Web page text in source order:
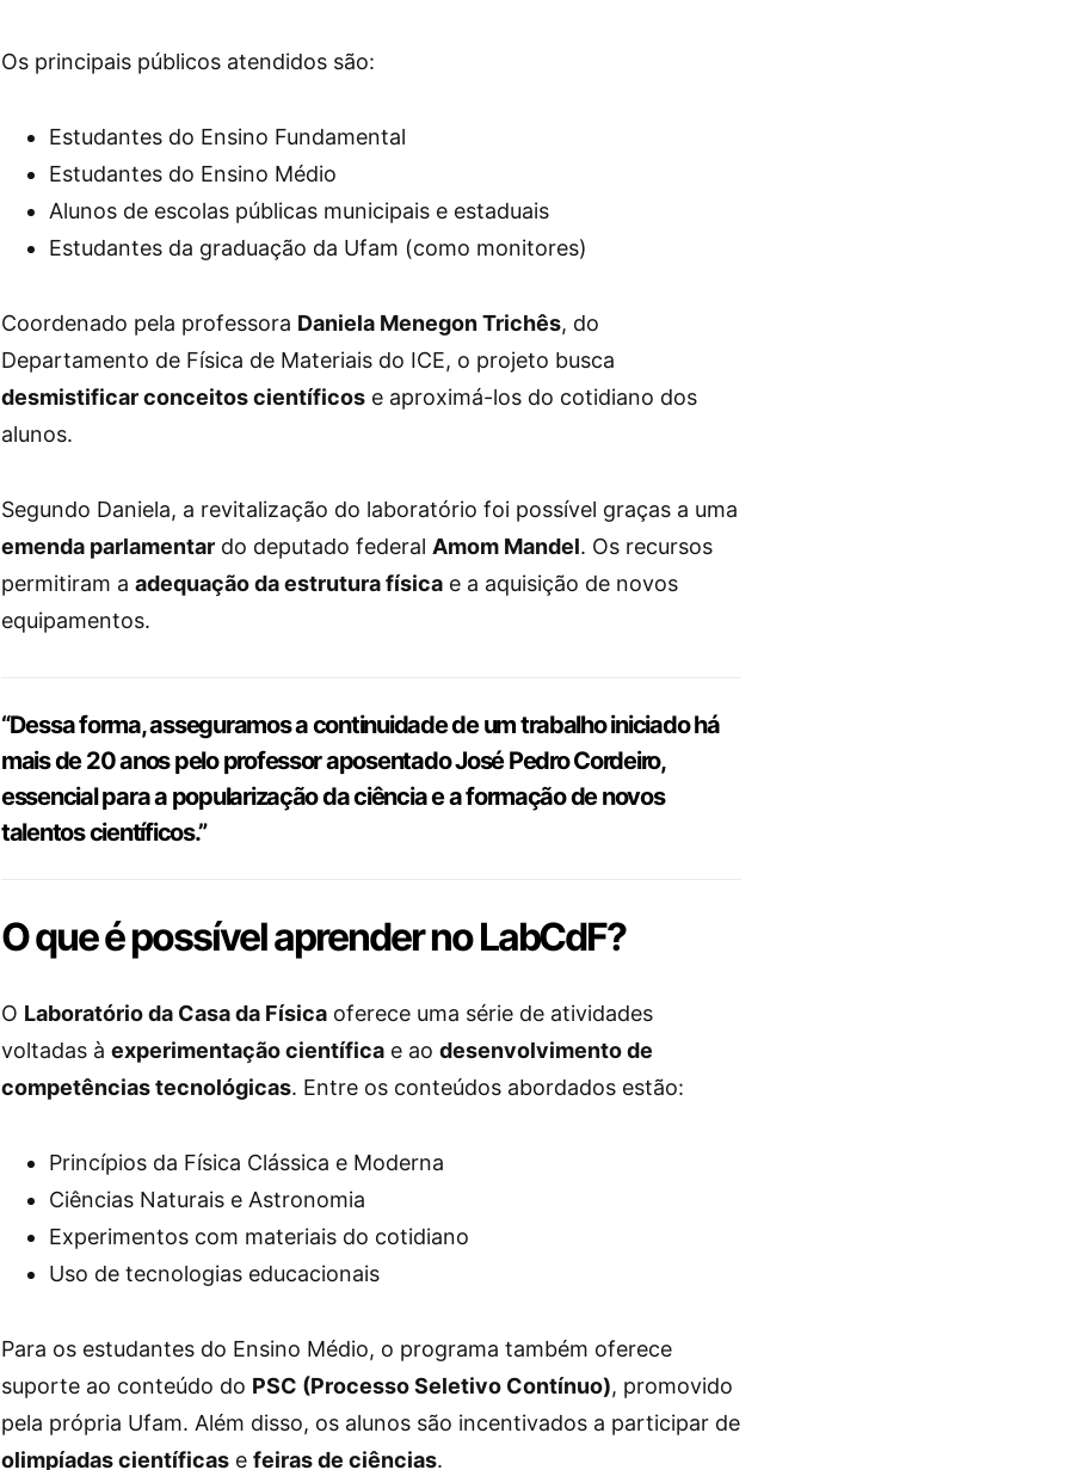
Os principais públicos atendidos são:
Estudantes do Ensino Fundamental
Estudantes do Ensino Médio
Alunos de escolas públicas municipais e estaduais
Estudantes da graduação da Ufam (como monitores)
Coordenado pela professora Daniela Menegon Trichês, do
Departamento de Física de Materiais do ICE, o projeto busca
desmistificar conceitos científicos e aproximá-los do cotidiano dos
alunos.
Segundo Daniela, a revitalização do laboratório foi possível graças a uma
emenda parlamentar do deputado federal Amom Mandel. Os recursos
permitiram a adequação da estrutura física e a aquisição de novos
equipamentos.
“Dessa forma, asseguramos a continuidade de um trabalho iniciado há
mais de 20 anos pelo professor aposentado José Pedro Cordeiro,
essencial para a popularização da ciência e a formação de novos
talentos científicos.”
O que é possível aprender no LabCdF?
O Laboratório da Casa da Física oferece uma série de atividades
voltadas à experimentação científica e ao desenvolvimento de
competências tecnológicas. Entre os conteúdos abordados estão:
Princípios da Física Clássica e Moderna
Ciências Naturais e Astronomia
Experimentos com materiais do cotidiano
Uso de tecnologias educacionais
Para os estudantes do Ensino Médio, o programa também oferece
suporte ao conteúdo do PSC (Processo Seletivo Contínuo), promovido
pela própria Ufam. Além disso, os alunos são incentivados a participar de
olimpíadas científicas e feiras de ciências.